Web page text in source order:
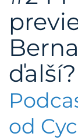
ďalší?
od